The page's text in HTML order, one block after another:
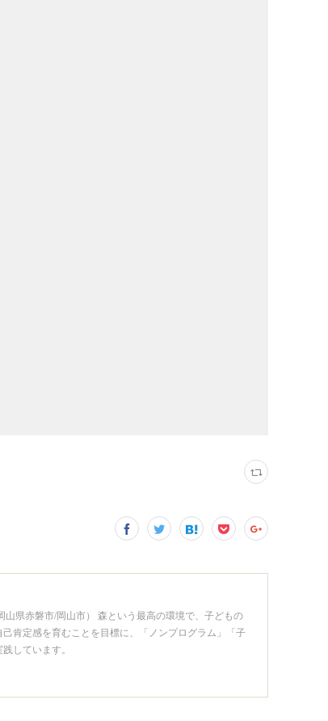
山県赤磐市/岡山市） 森という最高の環境で、子どもの
己肯定感を育むことを目標に、「ノンプログラム」「子
しています。